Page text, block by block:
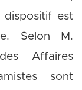
dispositif est
Selon M.
Affaires
sont